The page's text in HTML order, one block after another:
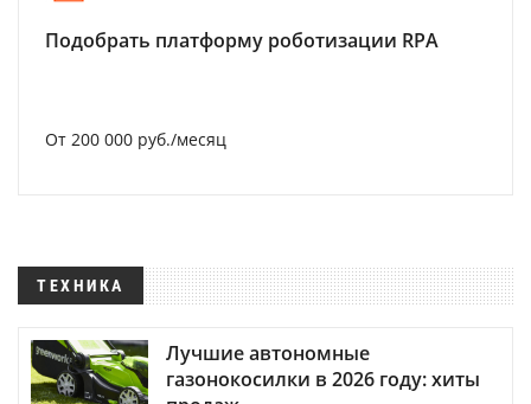
Подобрать платформу роботизации RPA
От 200 000 руб./месяц
ТЕХНИКА
Лучшие автономные
газонокосилки в 2026 году: хиты